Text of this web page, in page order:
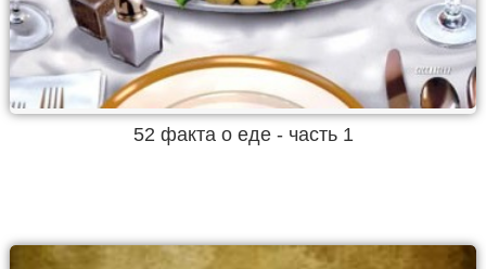
52 факта о еде - часть 1